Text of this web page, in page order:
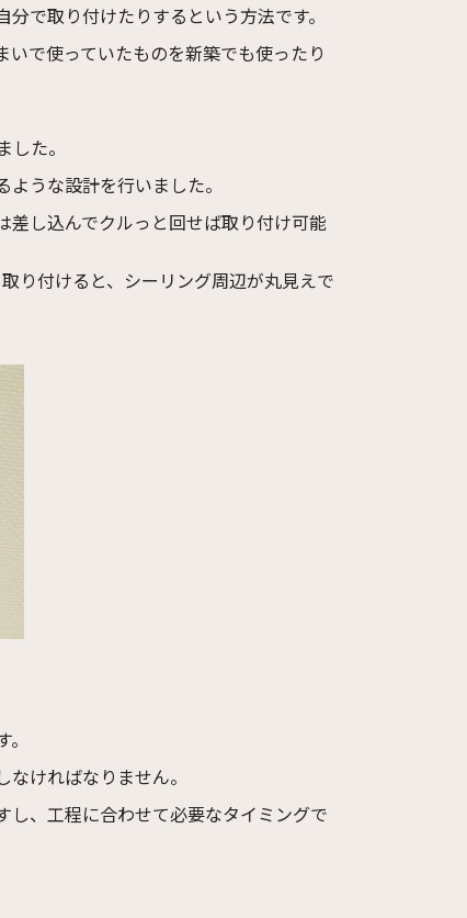
で取り付けたりするという方法です。
で使っていたものを新築でも使ったり
た。
うな設計を行いました。
差し込んでクルっと回せば取り付け可能
り付けると、シーリング周辺が丸見えで
ければなりません。
し、工程に合わせて必要なタイミングで